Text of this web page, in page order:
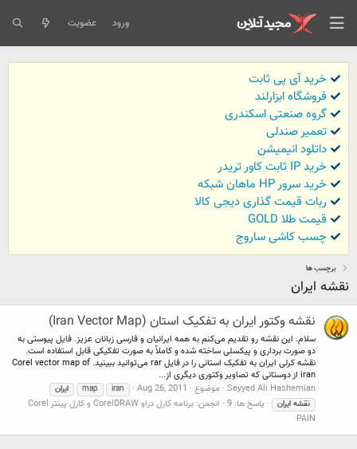
ورود عضویت
خرید آی پی ثابت
فروشگاه ابزارلند
گروه صنعتی اسکندری
تعمیر صندلی
داتلود انیمیشن
خرید IP ثابت کاور تریدر
خرید سرور HP ماهان شبکه
ربات قیمت گذاری دیجی کالا
قیمت طلا GOLD
چسب کاشی ساروج
برچسب ها
نقشه ایران
نقشه وکتور ایران به تفکیک استان (Iran Vector Map)
سلام. این نقشه رو تقدیم می‌کنم به همه ایرانیان و فارسی زبانان عزیز. فایل پیوستی به
دو صورت برداری و پیکسلی ساخته شده و کاملاً به صورت تفکیکی قابل استفاده است.
نقشه کرلی ایران به تفکیک استانی را در فایل rar می‌توانید ببینید. Corel vector map of
iran از دوستانی که تصاویر وکتوری دیگری از...
Seyyed Ali Hashemian موضوع Aug 26, 2011
iran
map
ایران
نقشه ایران پاسخ ها: 9 انجمن:
برنامه کارل دراو CorelDRAW و کارل پینتر Corel
PAIN